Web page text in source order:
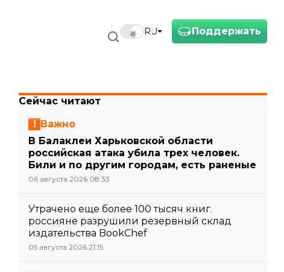
Поддержать
RU
Сейчас читают
Важно
В Балаклеи Харьковской области
российская атака убила трех человек.
Били и по другим городам, есть раненые
06 августа 2026 08:33
Утрачено еще более 100 тысяч книг.
россияне разрушили резервный склад
издательства BookChef
05 августа 2026 21:15